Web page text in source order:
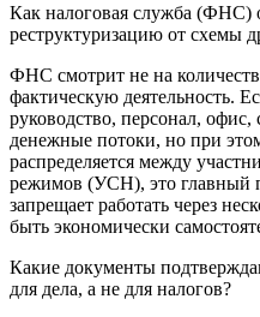
Как налоговая служба (ФНС)
реструктуризацию от схемы
ФНС смотрит не на
фактическую деятельность.
руководство, персонал, офис,
денежные потоки, но при
распределяется между
режимов (УСН), это главный
запрещает работать через
быть экономически
Какие документы
для дела, а не для налогов?